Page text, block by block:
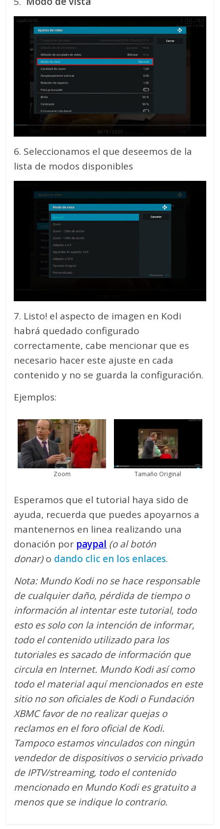
6. Seleccionamos el que deseemos de la
lista de modos disponibles
7. Listo! el aspecto de imagen en Kodi
habrá quedado configurado
correctamente, cabe mencionar que es
necesario hacer este ajuste en cada
contenido y no se guarda la configuración.
Ejemplos:
Zoom Tamaño Original
Esperamos que el tutorial haya sido de
ayuda, recuerda que puedes apoyarnos a
mantenernos en linea realizando una
donación por paypal (o al botón
donar)o dando clic en los enlaces.
Nota: Mundo Kodi no se hace responsable
de cualquier daño, pérdida de tiempo o
información al intentar este tutorial, todo
esto es solo con la intención de informar,
todo el contenido utilizado para los
tutoriales es sacado de información que
circula en Internet. Mundo Kodi así como
todo el material aquí mencionados en este
sitio no son oficiales de Kodi o Fundación
XBMC favor de no realizar quejas o
reclamos en el foro oficial de Kodi.
Tampoco estamos vinculados con ningún
vendedor de dispositivos o servicio privado
de IPTV/streaming, todo el contenido
mencionado en Mundo Kodi es gratuito a
menos que se indique lo contrario.